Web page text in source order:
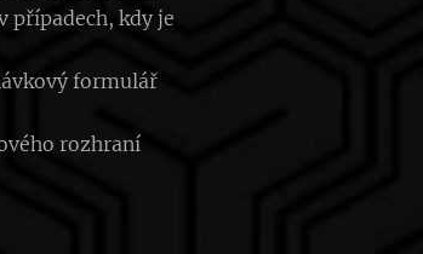
případech, kdy je
formulář
rozhraní